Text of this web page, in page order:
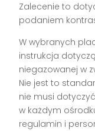
Zalecenie to
podaniem
W wybranych
instrukcja
niegazowanej w
Nie jest to
nie musi
w każdym
regulamin i